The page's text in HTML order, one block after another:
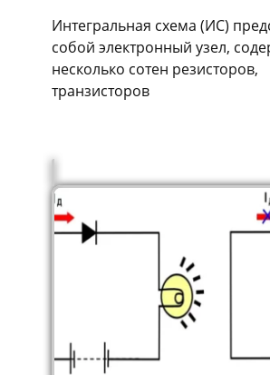
Интегральная схема (ИС)
собой электронный узел,
несколько сотен резисторов,
транзисторов